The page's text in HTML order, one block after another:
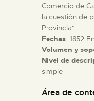
Comercio de
la cuestión de
Provincia"
Fechas:
Volumen y
Nivel de
simple
Área de